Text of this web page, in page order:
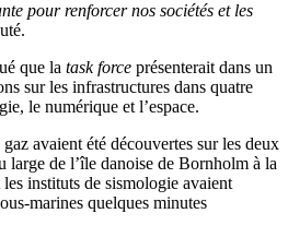
pour renforcer nos sociétés et les
que la task force présenterait dans un
sur les infrastructures dans quatre
le numérique et l’espace.
avaient été découvertes sur les deux
large de l’île danoise de Bornholm à la
instituts de sismologie avaient
marines quelques minutes